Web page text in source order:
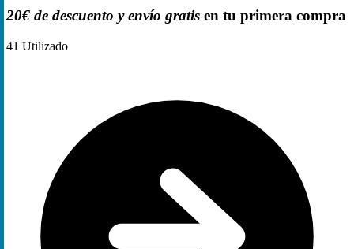
20€ de descuento y envío gratis en tu primera compra
41 Utilizado